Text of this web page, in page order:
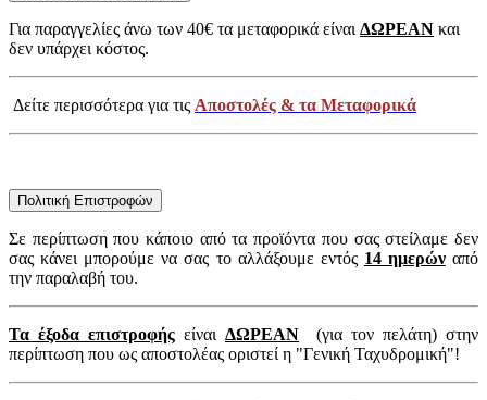
Για παραγγελίες άνω των 40€ τα μεταφορικά είναιΔΩΡΕΑΝ και
δεν υπάρχει κόστος.
Δείτε περισσότερα για τις Αποστολές & τα Μεταφορικά
Πολιτική Επιστροφών
Σε περίπτωση που κάποιο από τα προϊόντα που σας στείλαμε δεν
σας κάνει μπορούμε να σας το αλλάξουμε εντός 14 ημερώναπό
την παραλαβή του.
Τα έξοδα επιστροφής είναι ΔΩΡΕΑΝ (για τον πελάτη) στην
περίπτωση που ως αποστολέας οριστεί η "Γενική Ταχυδρομική"!